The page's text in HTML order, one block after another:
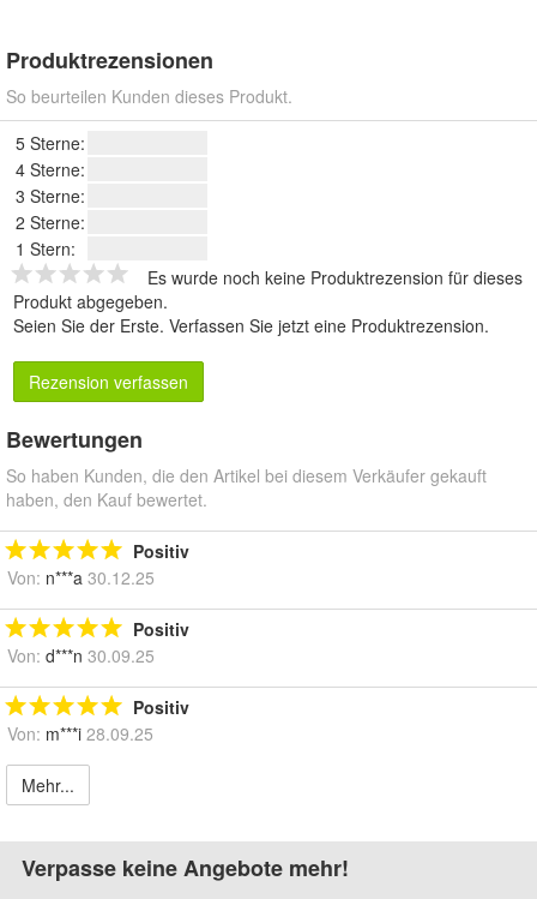
Produktrezensionen
So beurteilen Kunden dieses Produkt.
5 Sterne:
4 Sterne:
3 Sterne:
2 Sterne:
1 Stern:
Es wurde noch keine Produktrezension für dieses
Produkt abgegeben.
Seien Sie der Erste. Verfassen Sie jetzt eine Produktrezension.
Rezension verfassen
Bewertungen
So haben Kunden, die den Artikel bei diesem Verkäufer gekauft
haben, den Kauf bewertet.
Positiv
Von: n***a 30.12.25
Positiv
Von: d***n 30.09.25
Positiv
Von: m***i 28.09.25
Mehr...
Verpasse keine Angebote mehr!